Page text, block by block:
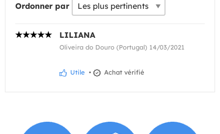
Ordonner par
LILIANA
Oliveira do Douro (Portugal) 14/03/2021
Utile • Achat vérifié